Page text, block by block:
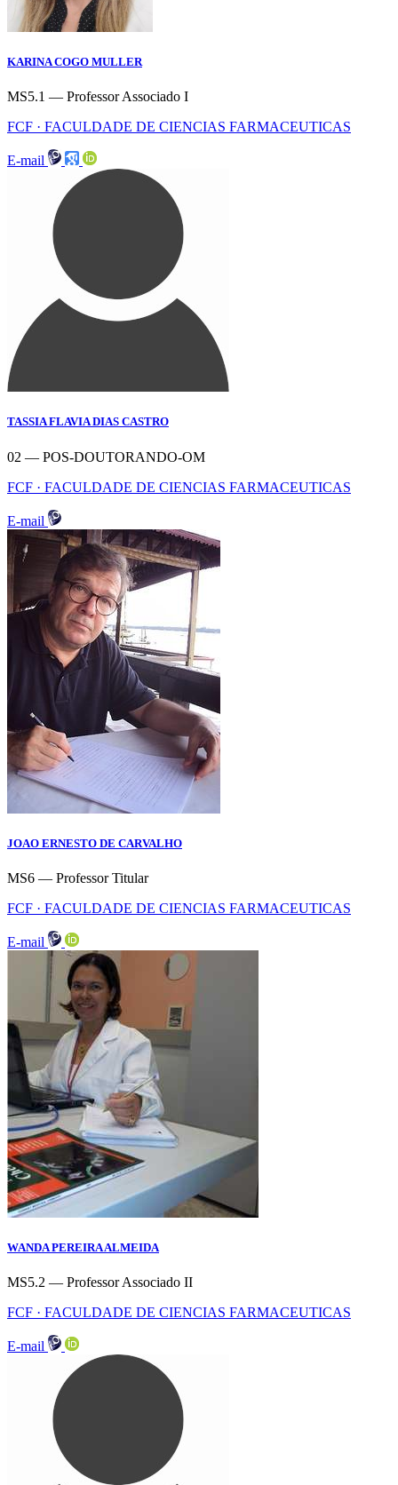
KARINA COGO MULLER
MS5.1 — Professor Associado I
FCF · FACULDADE DE CIENCIAS FARMACEUTICAS
E-mail
TASSIA FLAVIA DIAS CASTRO
02 — POS-DOUTORANDO-OM
FCF · FACULDADE DE CIENCIAS FARMACEUTICAS
E-mail
JOAO ERNESTO DE CARVALHO
MS6 — Professor Titular
FCF · FACULDADE DE CIENCIAS FARMACEUTICAS
E-mail
WANDA PEREIRA ALMEIDA
MS5.2 — Professor Associado II
FCF · FACULDADE DE CIENCIAS FARMACEUTICAS
E-mail